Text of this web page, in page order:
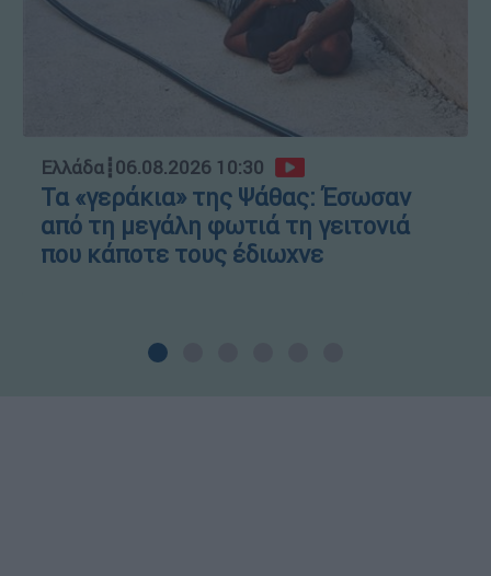
Ελλάδα┋06.08.2026 10:30
Τα «γεράκια» της Ψάθας: Έσωσαν
από τη μεγάλη φωτιά τη γειτονιά
που κάποτε τους έδιωχνε